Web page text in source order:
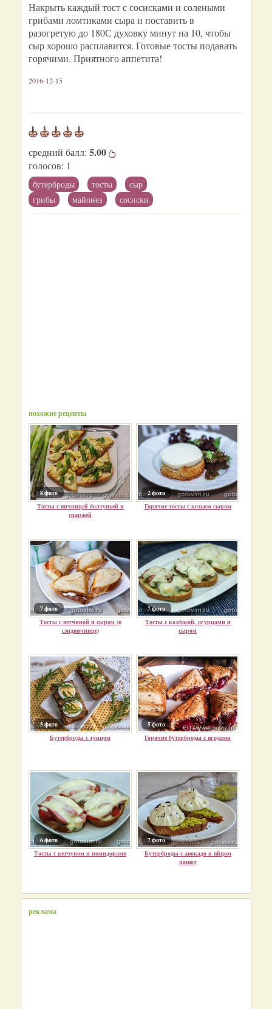
Накрыть каждый тост с сосисками и солеными
грибами ломтиками сыра и поставить в
разогретую до 180С духовку минут на 10, чтобы
сыр хорошо расплавится. Готовые тосты подавать
горячими. Приятного аппетита!
2016-12-15
средний балл: 5.00
голосов: 1
бутерброды тосты
сыр
грибы
майонез сосиски
похожие рецепты
8 фото
Тосты с яичницей болтуньей и
спаржей
2 фото
Горячие тосты с козьим сыром
7 фото
Тосты с ветчиной и сыром (в
сэндвичнице)
7 фото
Тосты с колбасой, огурцами и
сыром
5 фото
Бутерброды с тунцом
5 фото
Горячие бутерброды с ягодами
6 фото
Тосты с кетчупом и помидорами
7 фото
Бутерброды с авокадо и яйцом
пашот
реклама